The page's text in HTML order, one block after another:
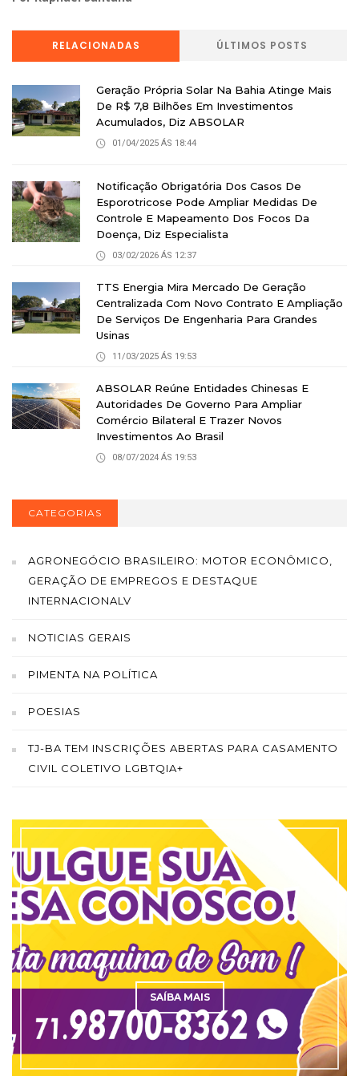
RELACIONADAS ÚLTIMOS POSTS
Geração Própria Solar Na Bahia Atinge Mais
De R$ 7,8 Bilhões Em Investimentos
Acumulados, Diz ABSOLAR
01/04/2025 ÁS 18:44
Notificação Obrigatória Dos Casos De
Esporotricose Pode Ampliar Medidas De
Controle E Mapeamento Dos Focos Da
Doença, Diz Especialista
03/02/2026 ÁS 12:37
TTS Energia Mira Mercado De Geração
Centralizada Com Novo Contrato E Ampliação
De Serviços De Engenharia Para Grandes
Usinas
11/03/2025 ÁS 19:53
ABSOLAR Reúne Entidades Chinesas E
Autoridades De Governo Para Ampliar
Comércio Bilateral E Trazer Novos
Investimentos Ao Brasil
08/07/2024 ÁS 19:53
CATEGORIAS
AGRONEGÓCIO BRASILEIRO: MOTOR ECONÔMICO,
GERAÇÃO DE EMPREGOS E DESTAQUE
INTERNACIONALV
NOTICIAS GERAIS
PIMENTA NA POLÍTICA
POESIAS
TJ-BA TEM INSCRIÇÕES ABERTAS PARA CASAMENTO
CIVIL COLETIVO LGBTQIA+
SAÍBA MAIS